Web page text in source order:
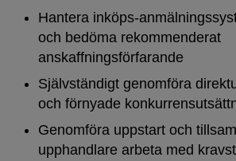
Hantera inköps-
och bedöma rekommenderat
anskaffningsförfarande
Självständigt genomföra
och förnyade
Genomföra uppstart och
upphandlare arbeta med